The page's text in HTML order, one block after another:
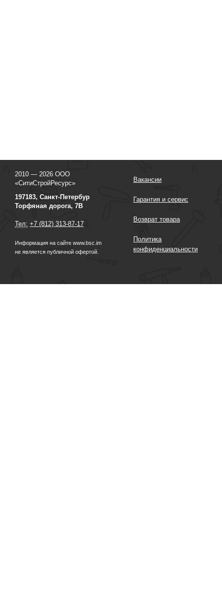
2010 — 2026 ООО
«СитиСтройРесурс»
197183, Санкт-Петербур
Торфяная дорога, 7В
Тел: +7 (812) 313-87-17
Информация на сайте www.bsc.im
не является публичной офертой.
Вакансии
Гарантия и сервис
Возврат товара
Политика
конфиденциальности